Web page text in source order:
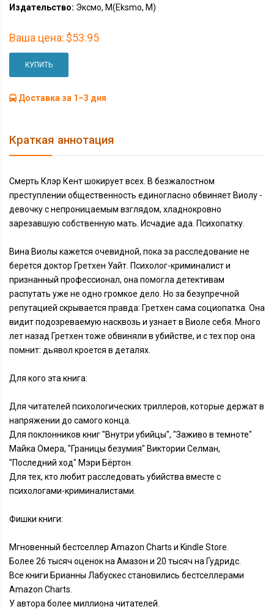
Издательство: Эксмо, М(Eksmo, M)
Ваша цена: $53.95
КУПИТЬ
Доставка за 1–3 дня
Краткая аннотация
Смерть Клэр Кент шокирует всех. В безжалостном
преступлении общественность единогласно обвиняет Виолу -
девочку с непроницаемым взглядом, хладнокровно
зарезавшую собственную мать. Исчадие ада. Психопатку.
Вина Виолы кажется очевидной, пока за расследование не
берется доктор Гретхен Уайт. Психолог-криминалист и
признанный профессионал, она помогла детективам
распутать уже не одно громкое дело. Но за безупречной
репутацией скрывается правда: Гретхен сама социопатка. Она
видит подозреваемую насквозь и узнает в Виоле себя. Много
лет назад Гретхен тоже обвиняли в убийстве, и с тех пор она
помнит: дьявол кроется в деталях.
Для кого эта книга:
Для читателей психологических триллеров, которые держат в
напряжении до самого конца.
Для поклонников книг "Внутри убийцы", "Заживо в темноте"
Майка Омера, "Границы безумия" Виктории Селман,
"Последний ход" Мэри Бёртон.
Для тех, кто любит расследовать убийства вместе с
психологами-криминалистами.
Фишки книги:
Мгновенный бестселлер Amazon Charts и Kindle Store.
Более 26 тысяч оценок на Амазон и 20 тысяч на Гудридс.
Все книги Брианны Лабускес становились бестселлерами
Amazon Charts.
У автора более миллиона читателей.